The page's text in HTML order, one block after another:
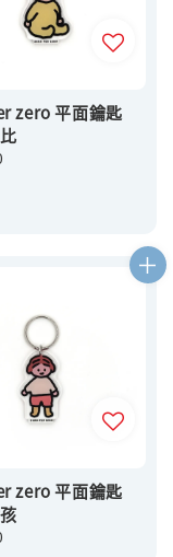
zero 平面鑰匙
zero 平面鑰匙